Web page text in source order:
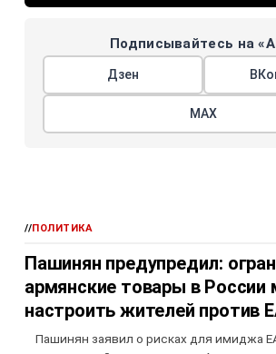
Подписывайтесь на
Дзен
МАХ
//ПОЛИТИКА
Пашинян предупредил:
армянские товары в России
настроить жителей против
Пашинян заявил о рисках для имиджа